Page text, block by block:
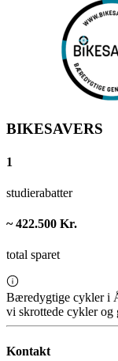
BIKESAVERS
1
studierabatter
~ 422.500 Kr.
total sparet
Bæredygtige cykler i
vi skrottede cykler og
Kontakt